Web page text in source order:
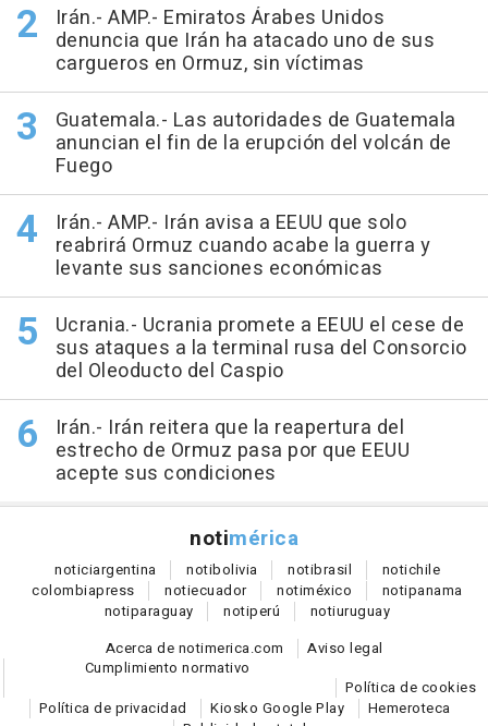
Irán.- AMP.- Emiratos Árabes Unidos
denuncia que Irán ha atacado uno de sus
cargueros en Ormuz, sin víctimas
Guatemala.- Las autoridades de Guatemala
anuncian el fin de la erupción del volcán de
Fuego
Irán.- AMP.- Irán avisa a EEUU que solo
reabrirá Ormuz cuando acabe la guerra y
levante sus sanciones económicas
Ucrania.- Ucrania promete a EEUU el cese de
sus ataques a la terminal rusa del Consorcio
del Oleoducto del Caspio
Irán.- Irán reitera que la reapertura del
estrecho de Ormuz pasa por que EEUU
acepte sus condiciones
notimérica
noticiargentina notibolivia notibrasil notichile
colombiapress notiecuador notiméxico notipanama
notiparaguay notiperú notiuruguay
Acerca de notimerica.com
Aviso legal
Cumplimiento normativo
Política de cookies
Política de privacidad
Kiosko Google Play
Hemeroteca